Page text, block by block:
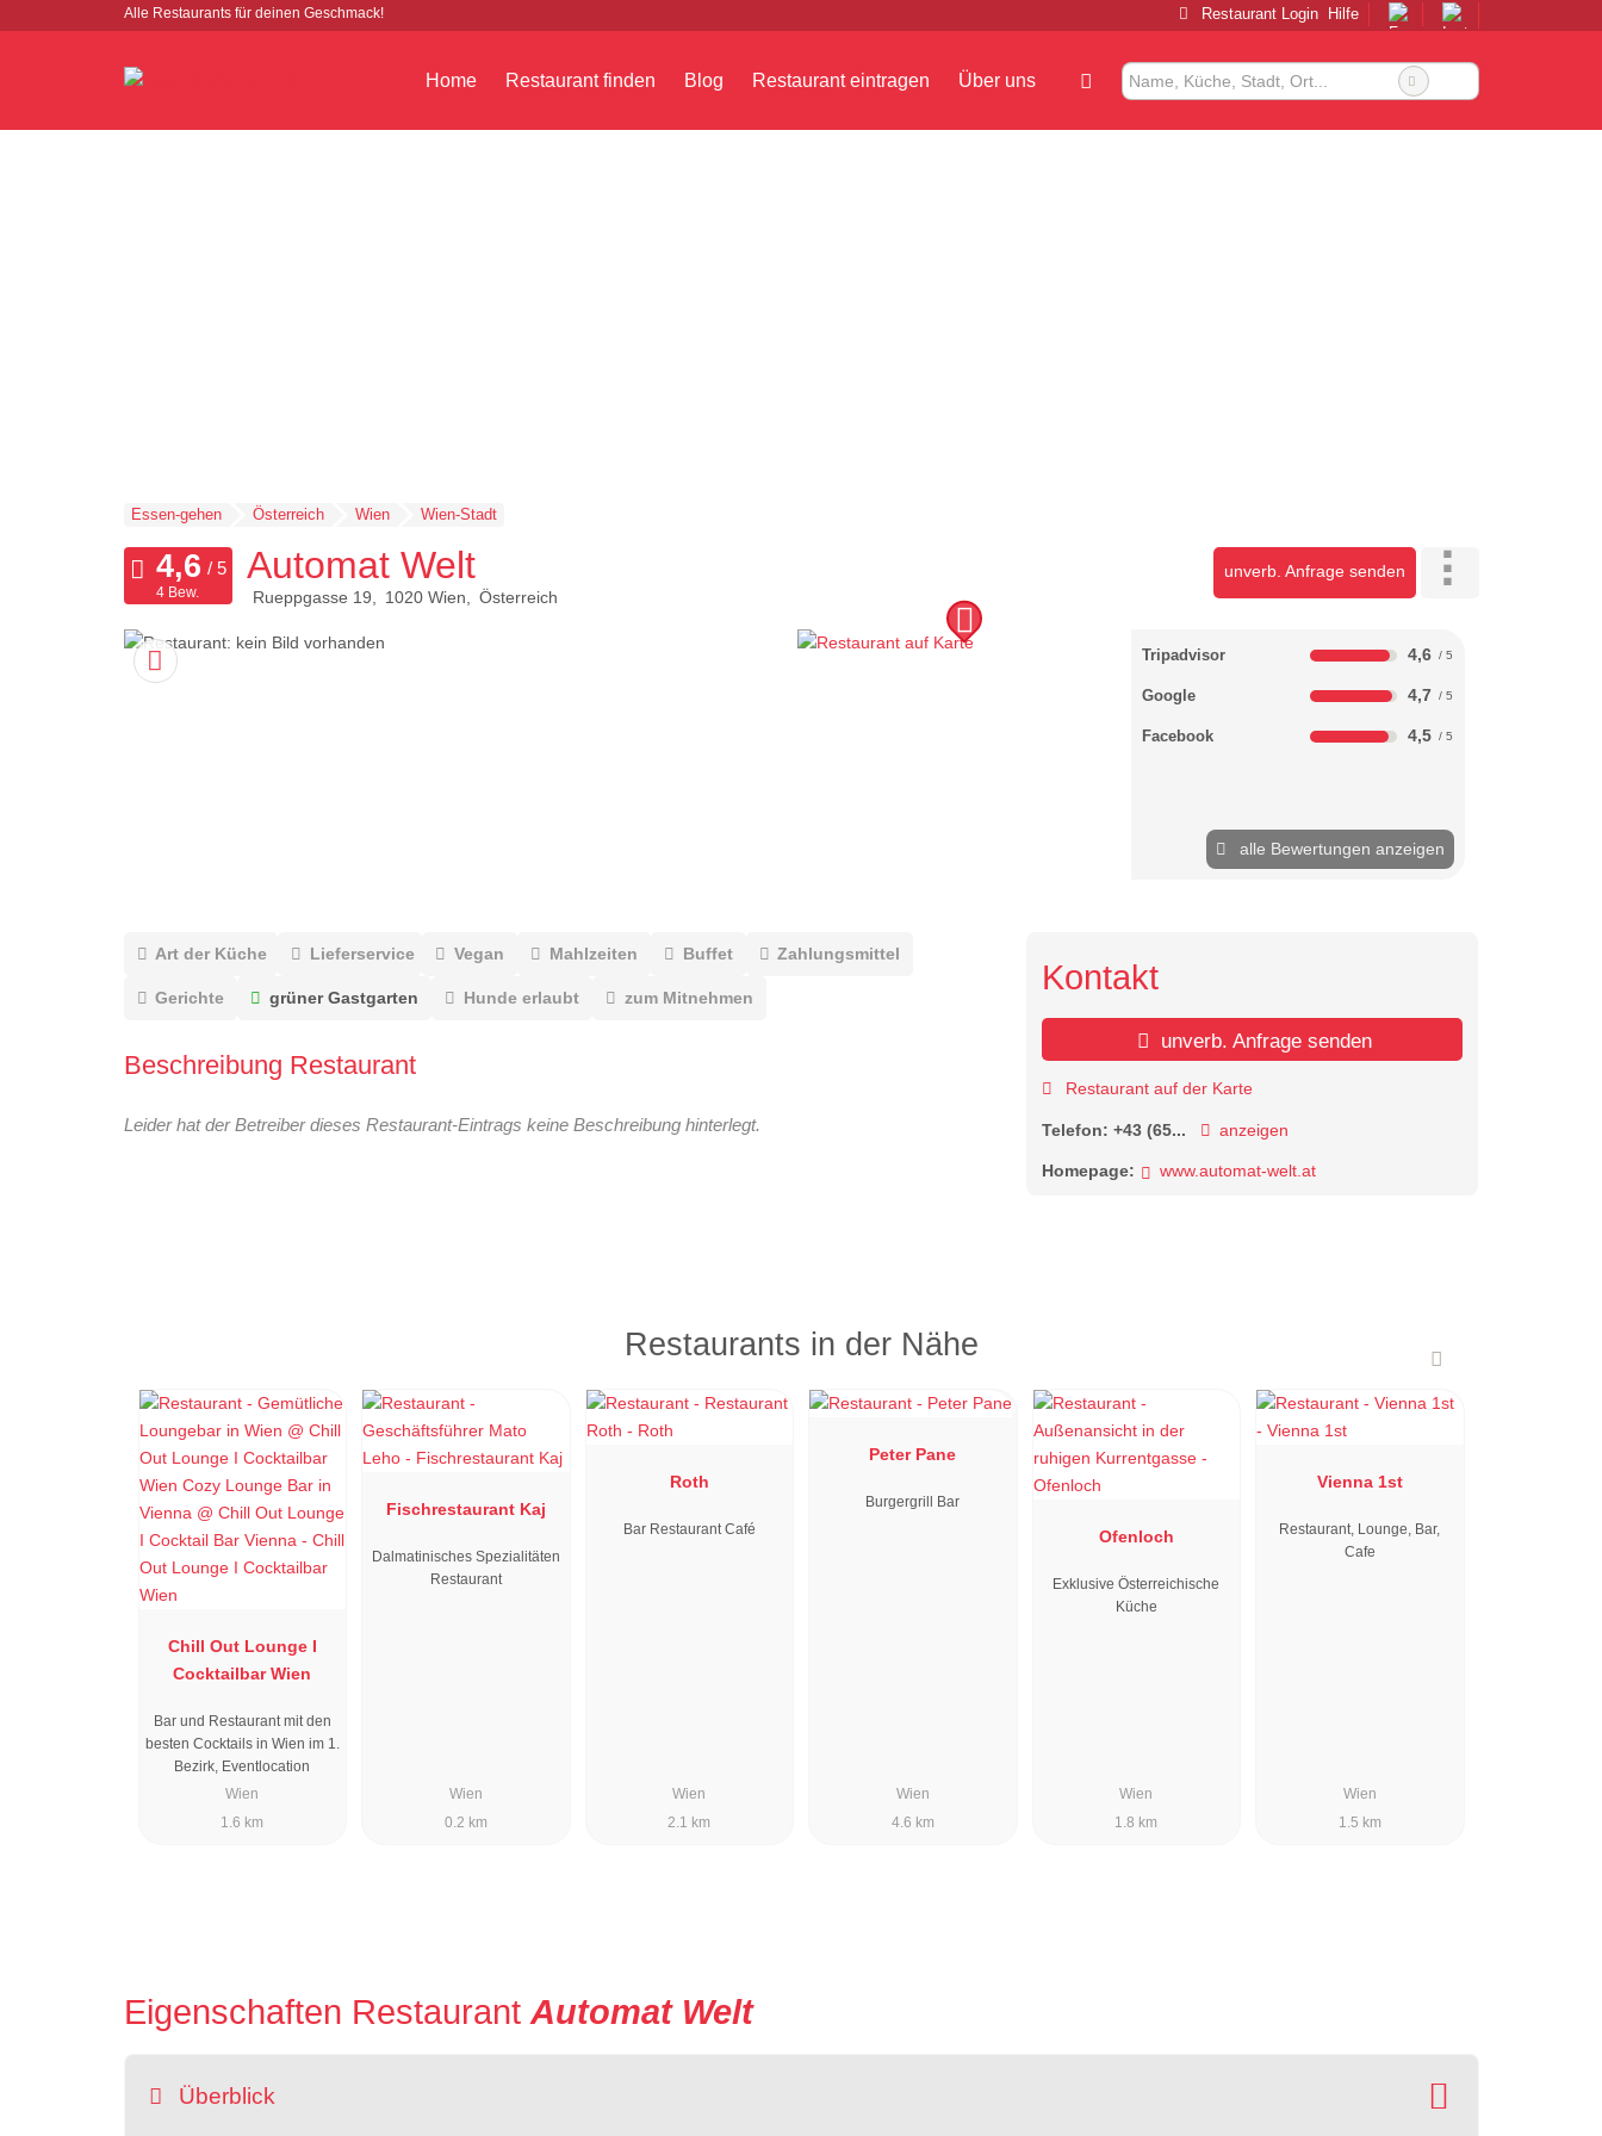
Alle Restaurants für deinen Geschmack! Restaurant Login Hilfe
Home Restaurant finden Blog Restaurant eintragen Über uns
Essen-gehen Österreich Wien Wien-Stadt
Automat Welt
Rueppgasse 19 1020 Wien Österreich
unverb. Anfrage senden
4 Bew.
Tripadvisor 4,6
Google 4,7
Facebook 4,5
alle Bewertungen anzeigen
Art der Küche Lieferservice Vegan Mahlzeiten Buffet Zahlungsmittel
Gerichte grüner Gastgarten Hunde erlaubt zum Mitnehmen
Beschreibung Restaurant
Leider hat der Betreiber dieses Restaurant-Eintrags keine Beschreibung hinterlegt.
Kontakt
unverb. Anfrage senden
Restaurant auf der Karte
Telefon:+43 (65... anzeigen
Homepage: www.automat-welt.at
Restaurants in der Nähe
Chill Out Lounge I
Cocktailbar Wien
Bar und Restaurant mit den
besten Cocktails in Wien im 1.
Bezirk, Eventlocation
Wien
1.6 km
Fischrestaurant Kaj
Dalmatinisches Spezialitäten
Restaurant
Wien
0.2 km
Roth
Bar Restaurant Café
Wien
2.1 km
Peter Pane
Burgergrill Bar
Wien
4.6 km
Ofenloch
Exklusive Österreichische
Küche
Wien
1.8 km
Vienna 1st
Restaurant, Lounge, Bar,
Cafe
Wien
1.5 km
Eigenschaften Restaurant Automat Welt
Überblick